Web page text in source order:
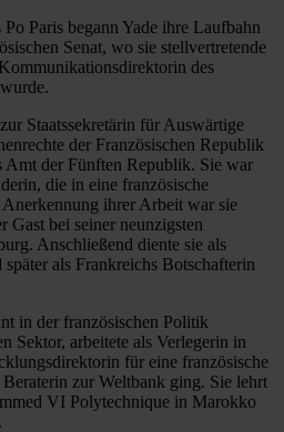
Paris begann Yade ihre Laufbahn
Senat, wo sie stellvertretende
des
Staatssekretärin für Auswärtige
der Französischen Republik
Amt der Fünften Republik. Sie war
die in eine französische
ihrer Arbeit war sie
Gast bei seiner neunzigsten
Anschließend diente sie als
als Frankreichs Botschafterin
in der französischen Politik
Sektor, arbeitete als Verlegerin in
für eine französische
zur Weltbank ging. Sie lehrt
VI Polytechnique in Marokko